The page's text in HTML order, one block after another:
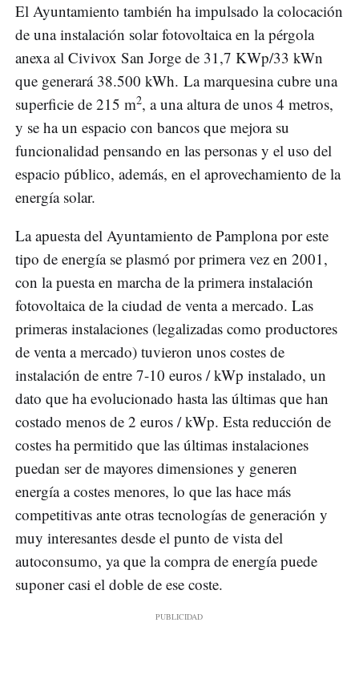
El Ayuntamiento también ha impulsado la colocación
de una instalación solar fotovoltaica en la pérgola
anexa al Civivox San Jorge de 31,7 KWp/33 kWn
que generará 38.500 kWh. La marquesina cubre una
superficie de 215 m2, a una altura de unos 4 metros,
y se ha un espacio con bancos que mejora su
funcionalidad pensando en las personas y el uso del
espacio público, además, en el aprovechamiento de la
energía solar.
La apuesta del Ayuntamiento de Pamplona por este
tipo de energía se plasmó por primera vez en 2001,
con la puesta en marcha de la primera instalación
fotovoltaica de la ciudad de venta a mercado. Las
primeras instalaciones (legalizadas como productores
de venta a mercado) tuvieron unos costes de
instalación de entre 7-10 euros / kWp instalado, un
dato que ha evolucionado hasta las últimas que han
costado menos de 2 euros / kWp. Esta reducción de
costes ha permitido que las últimas instalaciones
puedan ser de mayores dimensiones y generen
energía a costes menores, lo que las hace más
competitivas ante otras tecnologías de generación y
muy interesantes desde el punto de vista del
autoconsumo, ya que la compra de energía puede
suponer casi el doble de ese coste.